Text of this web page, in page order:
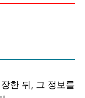
한 뒤, 그 정보를